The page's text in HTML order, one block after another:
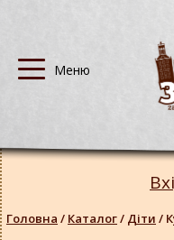
Головна / Каталог/ Діти /